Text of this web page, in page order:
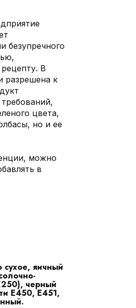
безупречного
В
разрешена к
цвета,
но и ее
можно
в
сухое, яичный
черный
Е450, Е451,